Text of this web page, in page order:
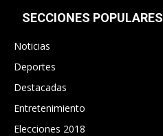
SECCIONES POPULARES
Noticias
Deportes
Destacadas
Entretenimiento
Elecciones 2018